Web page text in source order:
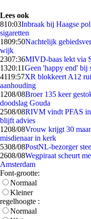
Lees ook
810:03Inbraak bij Haagse
sigaretten
1809:50Nachtelijk
wijk
2307:36MIVD-baas lekt via
1320:11Geen 'happy end' bij
4119:57XR blokkeert A12
aanhouding
1208/08Broer 135 keer
doodslag Gouda
2508/08RIVM vindt PFAS in
blijft advies
1208/08Vrouw krijgt 30
misdienaar in kerk
5308/08PostNL-bezorger
2608/08Wegpiraat scheurt
Amsterdam
Font-grootte:
Normaal
Kleiner
regelhoogte :
Normaal